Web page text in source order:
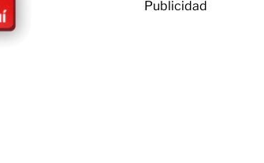
Publicidad